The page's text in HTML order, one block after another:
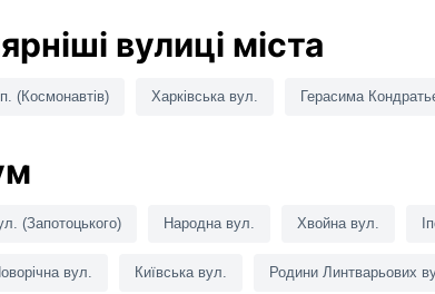
вулиці міста
(Космонавтів) Харківська вул. Герасима
(Запотоцького) Народна вул. Хвойна вул.
вул. Київська вул. Родини Линтварьових